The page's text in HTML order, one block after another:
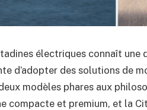
électriques connaît une
d’adopter des solutions de
modèles phares aux
compacte et premium, et la